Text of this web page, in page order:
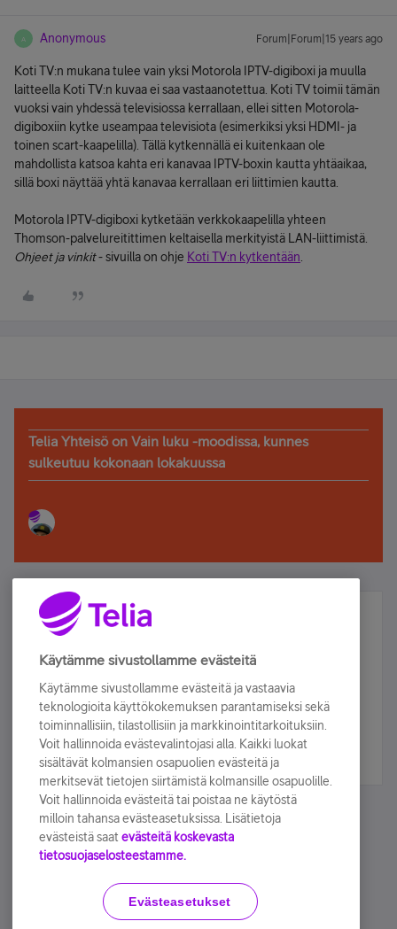
A Anonymous Forum|Forum|15 years ago
Koti TV:n mukana tulee vain yksi Motorola IPTV-digiboxi ja muulla
laitteella Koti TV:n kuvaa ei saa vastaanotettua. Koti TV toimii tämän
vuoksi vain yhdessä televisiossa kerrallaan, ellei sitten Motorola-
digiboxiin kytke useampaa televisiota (esimerkiksi yksi HDMI- ja
toinen scart-kaapelilla). Tällä kytkennällä ei kuitenkaan ole
mahdollista katsoa kahta eri kanavaa IPTV-boxin kautta yhtäaikaa,
sillä boxi näyttää yhtä kanavaa kerrallaan eri liittimien kautta.
Motorola IPTV-digiboxi kytketään verkkokaapelilla yhteen
Thomson-palvelureitittimen keltaisella merkityistä LAN-liittimistä.
Ohjeet ja vinkit- sivuilla on ohje Koti TV:n kytkentään
Telia Yhteisö on Vain luku -moodissa, kunnes
sulkeutuu kokonaan lokakuussa
Älä jää paitsi – osallistu ja voita!
Tilaa Telian uutiskirje ja olet mukana arvonnassa.
sähköpostiisi.
Tilaa nyt
Käyttöehdot Accessibility statement
Käytämme sivustollamme evästeitä
Käytämme sivustollamme evästeitä ja vastaavia
teknologioita käyttökokemuksen parantamiseksi sekä
toiminnallisiin, tilastollisiin ja markkinointitarkoituksiin.
Voit hallinnoida evästevalintojasi alla. Kaikki luokat
sisältävät kolmansien osapuolien evästeitä ja
merkitsevät tietojen siirtämistä kolmansille osapuolille.
Voit hallinnoida evästeitä tai poistaa ne käytöstä
milloin tahansa evästeasetuksissa. Lisätietoja
evästeistä saat evästeitä koskevasta
tietosuojaselosteestamme.
Evästeasetukset